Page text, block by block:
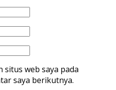
situs web saya pada
saya berikutnya.